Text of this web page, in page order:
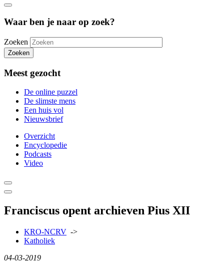
Waar ben je naar op zoek?
Zoeken
Zoeken
Meest gezocht
De online puzzel
De slimste mens
Een huis vol
Nieuwsbrief
Overzicht
Encyclopedie
Podcasts
Video
Franciscus opent archieven Pius XII
KRO-NCRV ->
Katholiek
04-03-2019